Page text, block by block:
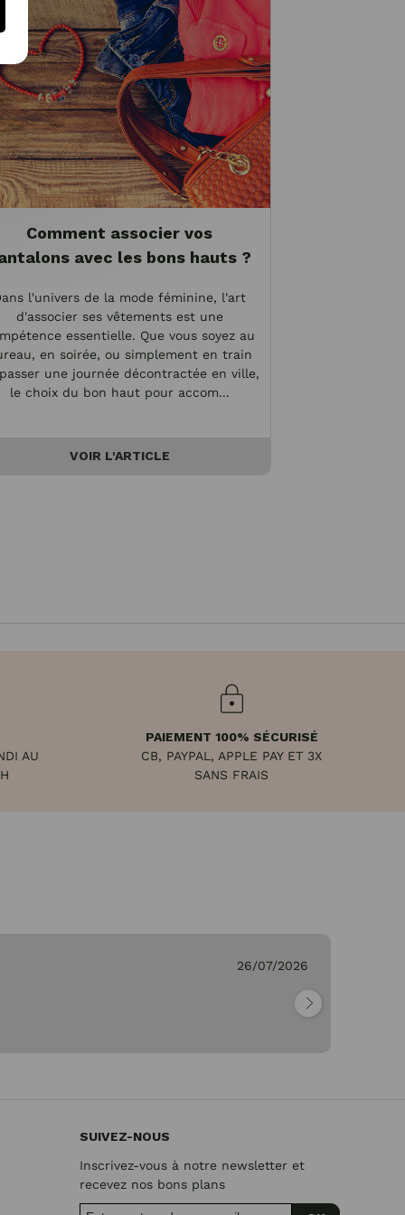
Comment associer vos
avec les bons hauts ?
l'univers de la mode féminine, l'art
d'associer ses vêtements est une
essentielle. Que vous soyez au
en soirée, ou simplement en train
une journée décontractée en ville,
le choix du bon haut pour accom...
VOIR L'ARTICLE
AU
PAIEMENT 100% SÉCURISÉ
CB, PAYPAL, APPLE PAY ET 3X
SANS FRAIS
26/07/2026
SUIVEZ-NOUS
Inscrivez-vous à notre newsletter et
recevez nos bons plans